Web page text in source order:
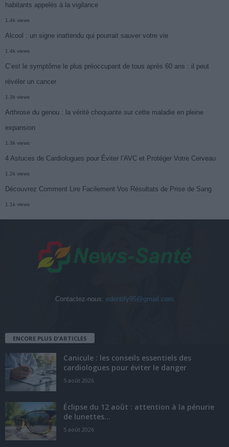
habitants appelés à la vigilance
1.4k views
Alcool : un signe inattendu qui pourrait sauver votre vie
1.4k views
C’est le symptôme le plus préoccupant de tous après 60 ans : il peut
révéler un cancer
1.3k views
Arthrose du genou : la vérité choquante sur cette maladie en pleine
expansion
1.3k views
4 Astuces de Cardiologues pour Éviter l’AVC et Protéger Votre Cerveau
1.2k views
Découvrez Comment Lire Facilement Vos Résultats de Prise de Sang
1.1k views
Contactez-nous: edentify95@gmail.com
ENCORE PLUS D'ARTICLES
Canicule : les conseils essentiels des
cardiologues pour éviter le danger
5 août 2026
Éclipse du 12 août : attention à la pénurie
de lunettes...
5 août 2026